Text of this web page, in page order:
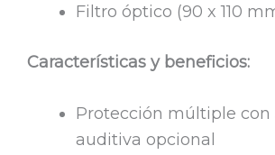
Filtro óptico (90 x 110
Características y beneficios:
Protección múltiple con
auditiva opcional